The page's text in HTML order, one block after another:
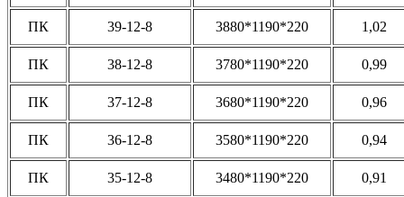
ПК 39-12-8 3880*1190*220 1,02
ПК 38-12-8 3780*1190*220 0,99
ПК 37-12-8 3680*1190*220 0,96
ПК 36-12-8 3580*1190*220 0,94
ПК 35-12-8 3480*1190*220 0,91